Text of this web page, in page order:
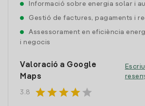
Informació sobre energia solar i
Gestió de factures, pagaments i
Assessorament en eficiència
i negocis
Valoració a Google
Maps
3.8 starstarstarstar star